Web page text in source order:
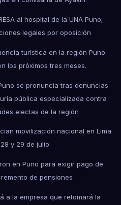
al hospital de la UNA Puno;
legales por oposición
turística en la región Puno
los próximos tres meses.
se pronuncia tras denuncias
pública especializada contra
electas de la región
movilización nacional en Lima
y 29 de julio
en Puno para exigir pago de
de pensiones
a la empresa que retomará la